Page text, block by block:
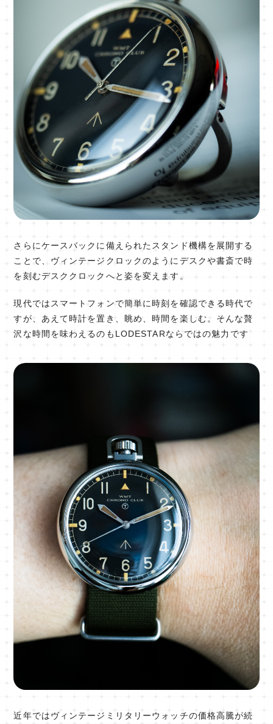
さらにケースバックに備えられたスタンド機構を展開する
ことで、ヴィンテージクロックのようにデスクや書斎で時
を刻むデスククロックへと姿を変えます。
現代ではスマートフォンで簡単に時刻を確認できる時代で
すが、あえて時計を置き、眺め、時間を楽しむ。そんな贅
沢な時間を味わえるのもLODESTARならではの魅力です
近年ではヴィンテージミリタリーウォッチの価格高騰が続